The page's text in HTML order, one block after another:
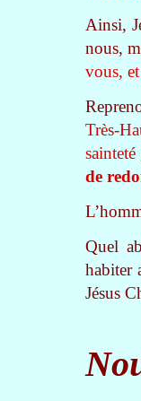
Ainsi,
nous,
vous,
Très-
de
Quel
habiter
Jésus